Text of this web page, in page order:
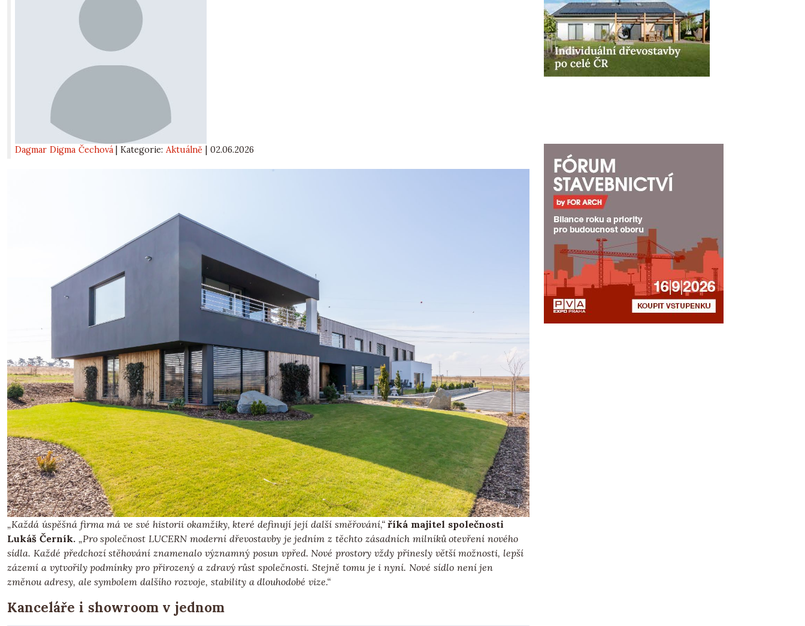
Dagmar Digma Čechová | Kategorie:Aktuálně 02.06.2026
„Každá úspěšná firma má ve své historii okamžiky, které definují její další směřování,“říká majitel společnosti
Lukáš Černík. „Pro společnost LUCERN moderní dřevostavby je jedním z těchto zásadních milníků otevření nového
sídla. Každé předchozí stěhování znamenalo významný posun vpřed. Nové prostory vždy přinesly větší možnosti, lepší
zázemí a vytvořily podmínky pro přirozený a zdravý růst společnosti. Stejně tomu je i nyní. Nové sídlo není jen
změnou adresy, ale symbolem dalšího rozvoje, stability a dlouhodobé vize.“
Kanceláře i showroom v jednom